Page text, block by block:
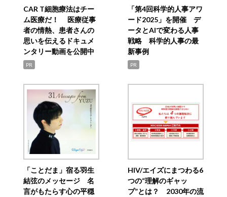
CAR T細胞療法はチー
ム医療だ！ 医療従事
者の情熱、患者さんの
思いを伝えるドキュメ
ンタリー動画を公開中
PR
「第4回科学的人事アワ
ード2025」を開催 デ
ータとAIで変わる人事
戦略 科学的人事の最
新事例
PR
「ことだま」宿る羽生
結弦のメッセージ 名
言がもたらす心の平穏
HIV/エイズにまつわる6
つの“理解のギャッ
プ”とは？ 2030年の流